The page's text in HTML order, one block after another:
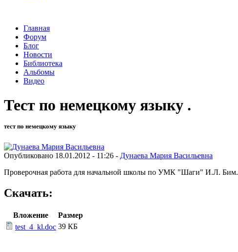
Главная
Форум
Блог
Новости
Библиотека
Альбомы
Видео
Тест по немецкому языку .
тест по немецкому языку
Опубликовано 18.01.2012 - 11:26 - Дунаева Мария Васильевна
Проверочная работа для начальной школы по УМК "Шаги" И.Л. Бим.
Скачать:
Вложение
Размер
test_4_kl.doc 39 КБ